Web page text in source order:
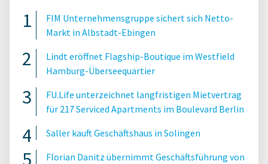
FIM Unternehmensgruppe sichert sich Netto-
Markt in Albstadt-Ebingen
Lindt eröffnet Flagship-Boutique im Westfield
Hamburg-Überseequartier
FU.Life unterzeichnet langfristigen Mietvertrag
für 217 Serviced Apartments im Boulevard Berlin
Saller kauft Geschäftshaus in Solingen
Florian Danitz übernimmt Geschäftsführung von